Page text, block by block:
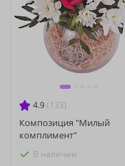
4.9 (133)
Композиция "Милый
комплимент"
В наличии